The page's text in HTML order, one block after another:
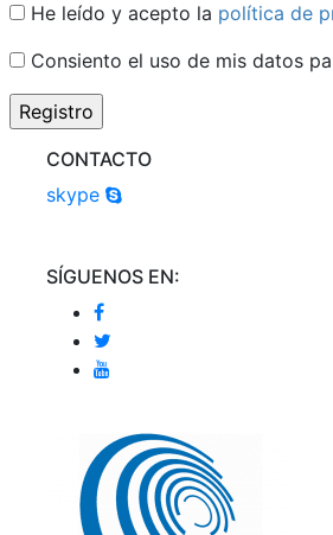
He leído y acepto la política de
Consiento el uso de mis datos
CONTACTO
skype
SÍGUENOS EN: